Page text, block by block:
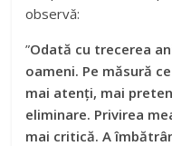
observă:
”Odată cu trecerea
oameni. Pe măsură
mai atenți, mai
eliminare. Privirea
mai critică. A